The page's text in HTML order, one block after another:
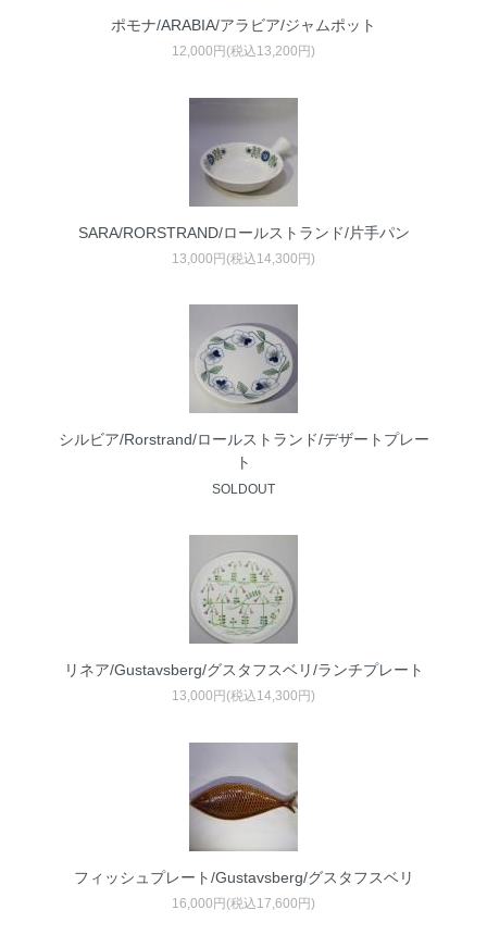
ポモナ/ARABIA/アラビア/ジャムポット
12,000円(税込13,200円)
SARA/RORSTRAND/ロールストランド/片手パン
13,000円(税込14,300円)
シルビア/Rorstrand/ロールストランド/デザートプレー
ト
SOLDOUT
リネア/Gustavsberg/グスタフスベリ/ランチプレート
13,000円(税込14,300円)
フィッシュプレート/Gustavsberg/グスタフスベリ
16,000円(税込17,600円)